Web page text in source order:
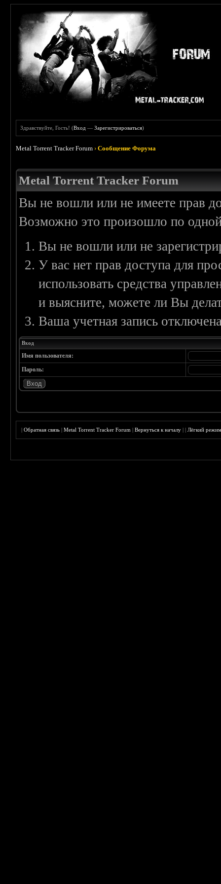
Здравствуйте, Гость! (Вход —Зарегистрироваться)
Metal Torrent Tracker Forum ›Сообщение Форума
Metal Torrent Tracker Forum
Вы не вошли или не имеете прав
Возможно это произошло по
Вы не вошли или не
У вас нет прав доступа для
использовать средства
и выясните, можете ли Вы
Ваша учетная запись
Вход
Имя пользователя:
Пароль:
|Обратная связь |Metal Torrent Tracker Forum |Вернуться к началу ||Лёгкий